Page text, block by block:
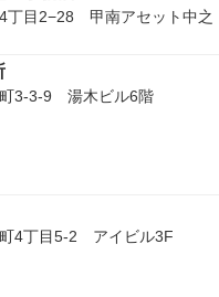
丁目2−28 甲南アセット中之
町3-3-9 湯木ビル6階
4丁目5-2 アイビル3F